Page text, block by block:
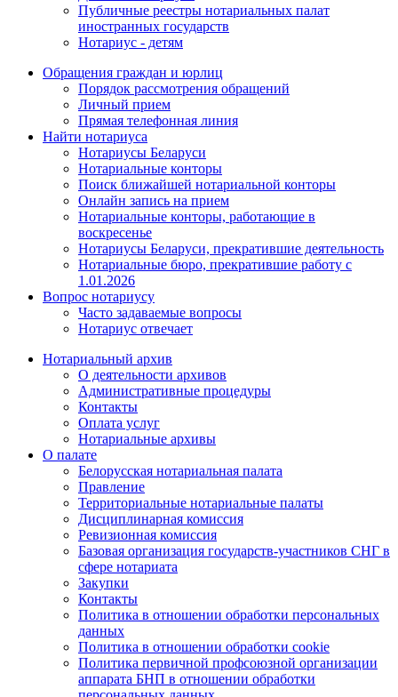
Публичные реестры нотариальных палат
иностранных государств
Нотариус - детям
Обращения граждан и юрлиц
Порядок рассмотрения обращений
Личный прием
Прямая телефонная линия
Найти нотариуса
Нотариусы Беларуси
Нотариальные конторы
Поиск ближайшей нотариальной конторы
Онлайн запись на прием
Нотариальные конторы, работающие в
воскресенье
Нотариусы Беларуси, прекратившие деятельность
Нотариальные бюро, прекратившие работу с
1.01.2026
Вопрос нотариусу
Часто задаваемые вопросы
Нотариус отвечает
Нотариальный архив
О деятельности архивов
Административные процедуры
Контакты
Оплата услуг
Нотариальные архивы
О палате
Белорусская нотариальная палата
Правление
Территориальные нотариальные палаты
Дисциплинарная комиссия
Ревизионная комиссия
Базовая организация государств-участников СНГ в
сфере нотариата
Закупки
Контакты
Политика в отношении обработки персональных
данных
Политика в отношении обработки cookie
Политика первичной профсоюзной организации
аппарата БНП в отношении обработки